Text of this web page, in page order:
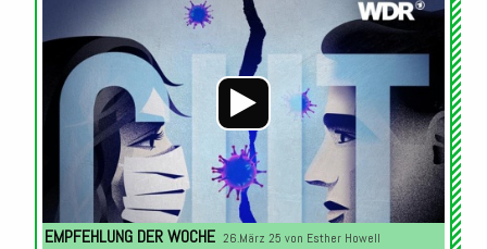
Player
EMPFEHLUNG DER WOCHE 26.März 25 von Esther Howell